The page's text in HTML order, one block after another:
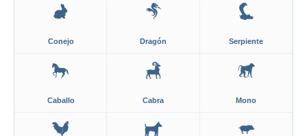
Conejo Dragón Serpiente
Caballo Cabra Mono